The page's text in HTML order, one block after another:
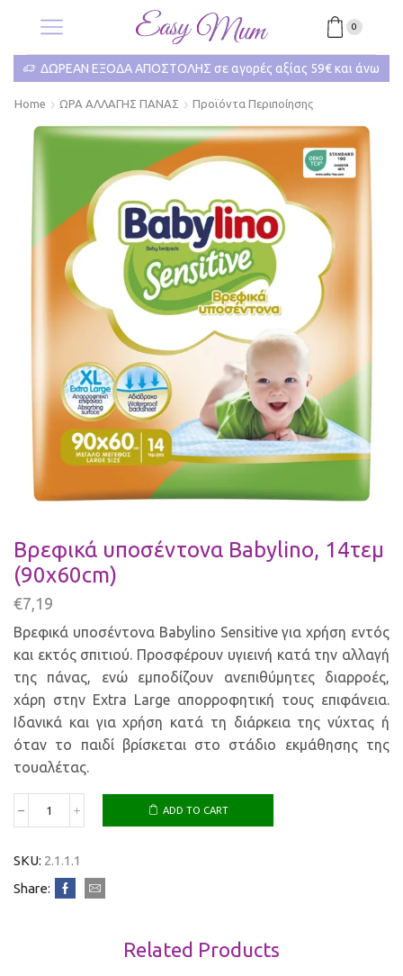
0
ΔΩΡΕΑΝ ΕΞΟΔΑ ΑΠΟΣΤΟΛΗΣ σε αγορές αξίας 59€ και άνω
Home ΩΡΑ ΑΛΛΑΓΗΣ ΠΑΝΑΣ Προϊόντα Περιποίησης
Βρεφικά υποσέντονα Babylino, 14τεμ
(90x60cm)
€7,19
Βρεφικά υποσέντονα Babylino Sensitive για χρήση εντός
και εκτός σπιτιού. Προσφέρουν υγιεινή κατά την αλλαγή
της πάνας, ενώ εμποδίζουν ανεπιθύμητες διαρροές,
χάρη στην Extra Large απορροφητική τους επιφάνεια.
Ιδανικά και για χρήση κατά τη διάρκεια της νύχτας ή
όταν το παιδί βρίσκεται στο στάδιο εκμάθησης της
τουαλέτας.
ADD TO CART
SKU: 2.1.1.1
Share:
Related Products